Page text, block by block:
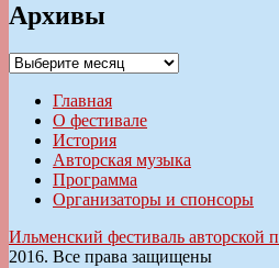
Архивы
Архивы
Главная
О фестивале
История
Авторская музыка
Программа
Организаторы и спонсоры
Ильменский фестиваль авторской
2016. Все права защищены